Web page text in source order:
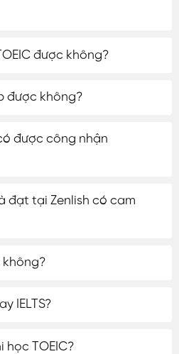
được không?
được không?
được công nhận
đạt tại Zenlish có cam
không?
IELTS?
học TOEIC?